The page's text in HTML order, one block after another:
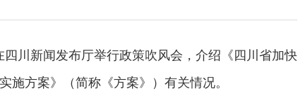
川新闻发布厅举行政策吹风会，介绍《四川省加快
施方案》（简称《方案》）有关情况。